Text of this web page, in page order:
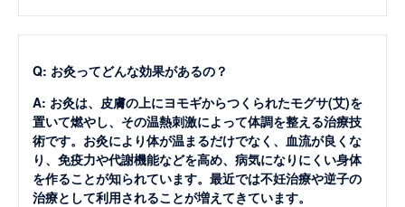
Q: お灸ってどんな効果があるの？
A: お灸は、皮膚の上にヨモギからつくられたモグサ(艾)を
置いて燃やし、その温熱刺激によって体調を整える治療技
術です。お灸により体が温まるだけでなく、血流が良くな
り、免疫力や代謝機能などを高め、病気になりにくい身体
を作ることが知られています。最近では不妊治療や逆子の
治療として利用されることが増えてきています。